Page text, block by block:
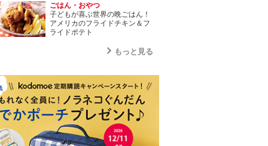
ごはん・おやつ
子どもが喜ぶ世界の晩ごはん！
アメリカのフライドチキン＆フ
ライドポテト
もっと見る